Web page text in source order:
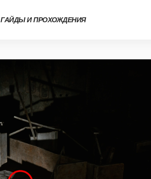
ГАЙДЫ И ПРОХОЖДЕНИЯ